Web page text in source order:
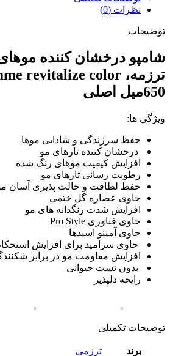
نظرات (0)
توضیحات
شامپو درخشان کننده
650میل اصلی
ویژگی ها:
حفظ سرزندگی و شادابی موها
درخشان کننده تارهای مو
افزایش کیفیت موهای رنگ شده
رطوبت رسانی تارهای مو
حفظ لطافت و حالت پذیری آسان
حاوی عصاره گل ختمی
افزایش شدت رنگدانه های مو
حاوی فناوری Pro Style
حاوی آمینو اسیدها
حاوی سرامید برای افزایش
افزایش مقاومت مو در برابر
بدون تست حیوانی
رایحه دلپذیر
توضیحات تکمیلی
برند ترزمی